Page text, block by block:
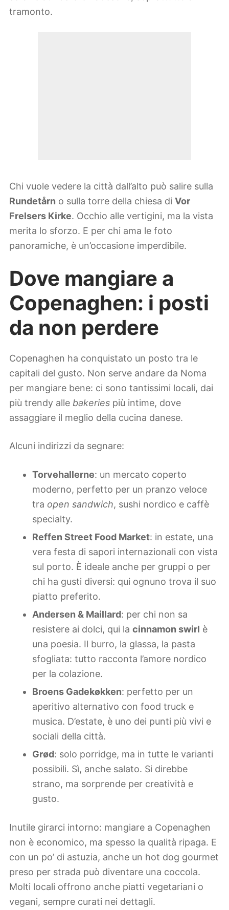
tramonto.
Chi vuole vedere la città dall’alto può salire sulla
Rundetårn o sulla torre della chiesa di Vor
Frelsers Kirke. Occhio alle vertigini, ma la vista
merita lo sforzo. E per chi ama le foto
panoramiche, è un’occasione imperdibile.
Dove mangiare a
Copenaghen: i posti
da non perdere
Copenaghen ha conquistato un posto tra le
capitali del gusto. Non serve andare da Noma
per mangiare bene: ci sono tantissimi locali, dai
più trendy alle bakeries più intime, dove
assaggiare il meglio della cucina danese.
Alcuni indirizzi da segnare:
Torvehallerne: un mercato coperto
moderno, perfetto per un pranzo veloce
tra open sandwich, sushi nordico e caffè
specialty.
Reffen Street Food Market: in estate, una
vera festa di sapori internazionali con vista
sul porto. È ideale anche per gruppi o per
chi ha gusti diversi: qui ognuno trova il suo
piatto preferito.
Andersen & Maillard: per chi non sa
resistere ai dolci, qui la cinnamon swirl è
una poesia. Il burro, la glassa, la pasta
sfogliata: tutto racconta l’amore nordico
per la colazione.
Broens Gadekøkken: perfetto per un
aperitivo alternativo con food truck e
musica. D’estate, è uno dei punti più vivi e
sociali della città.
Grød: solo porridge, ma in tutte le varianti
possibili. Sì, anche salato. Si direbbe
strano, ma sorprende per creatività e
gusto.
Inutile girarci intorno: mangiare a Copenaghen
non è economico, ma spesso la qualità ripaga. E
con un po’ di astuzia, anche un hot dog gourmet
preso per strada può diventare una coccola.
Molti locali offrono anche piatti vegetariani o
vegani, sempre curati nei dettagli.